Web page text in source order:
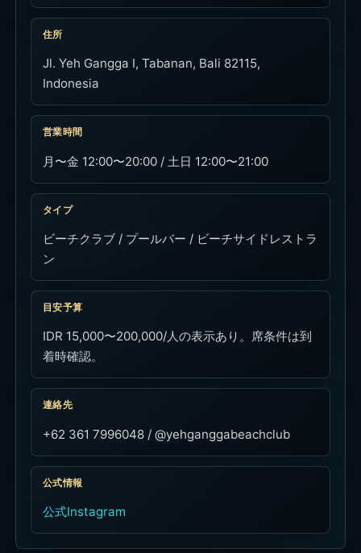
住所
Jl. Yeh Gangga I, Tabanan, Bali 82115,
Indonesia
営業時間
月〜金 12:00〜20:00 / 土日 12:00〜21:00
タイプ
ビーチクラブ / プールバー / ビーチサイドレストラ
ン
目安予算
IDR 15,000〜200,000/人の表示あり。席条件は到
着時確認。
連絡先
+62 361 7996048 / @yehganggabeachclub
公式情報
公式Instagram